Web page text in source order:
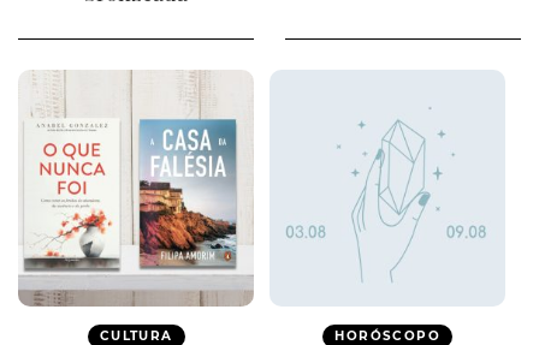
CULTURA HORÓSCOPO